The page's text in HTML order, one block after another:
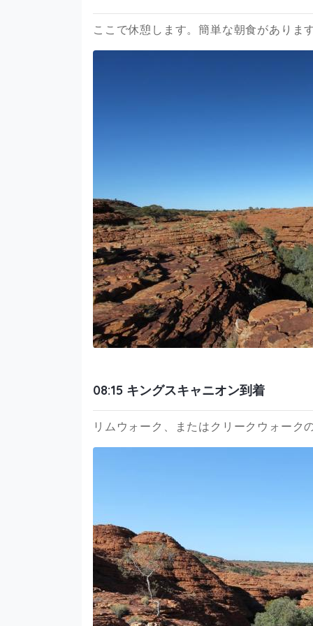
ここで休憩します。簡単な朝食がありま
08:15 キングスキャニオン到着
リムウォーク、またはクリークウォーク